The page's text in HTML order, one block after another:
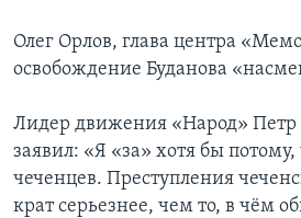
Олег Орлов, глава центра
освобождение Буданова
Лидер движения «Народ» Петр
заявил: «Я «за» хотя бы потому,
чеченцев. Преступления
крат серьезнее, чем то, в чём